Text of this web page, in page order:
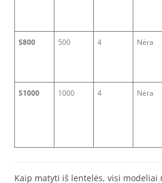
S800 500 4 Nėra
S1000 1000 4 Nėra
Kaip matyti iš lentelės, visi modeliai